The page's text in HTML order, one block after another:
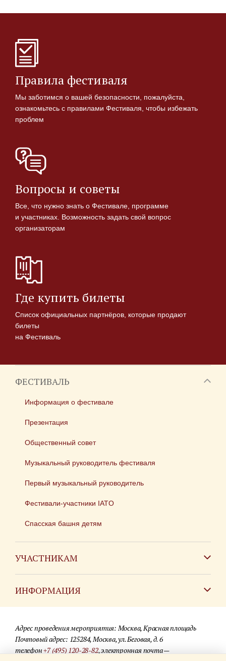
Правила фестиваля
Мы заботимся о вашей безопасности, пожалуйста,
ознакомьтесь с правилами Фестиваля, чтобы избежать
проблем
Вопросы и советы
Все, что нужно знать о Фестивале, программе
и участниках. Возможность задать свой вопрос
организаторам
Где купить билеты
Список официальных партнёров, которые продают
билеты
на Фестиваль
ФЕСТИВАЛЬ
Информация о фестивале
Презентация
Общественный совет
Музыкальный руководитель фестиваля
Первый музыкальный руководитель
Фестивали-участники IATO
Спасская башня детям
УЧАСТНИКАМ
ИНФОРМАЦИЯ
Для СМИ
Где купить билеты
Адрес проведения мероприятия: Москва, Красная площадь
Почтовый адрес: 125284, Москва, ул. Беговая, д. 6
телефон+7 (495) 120-28-82, электронная почта —